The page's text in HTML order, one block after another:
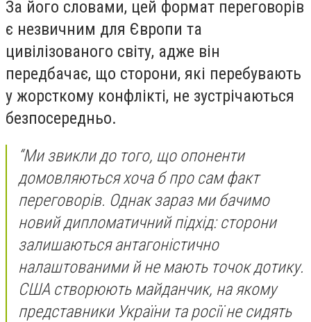
За його словами, цей формат переговорів
є незвичним для Європи та
цивілізованого світу, адже він
передбачає, що сторони, які перебувають
у жорсткому конфлікті, не зустрічаються
безпосередньо.
“Ми звикли до того, що опоненти
домовляються хоча б про сам факт
переговорів. Однак зараз ми бачимо
новий дипломатичний підхід: сторони
залишаються антагоністично
налаштованими й не мають точок дотику.
США створюють майданчик, на якому
представники України та росії не сидять